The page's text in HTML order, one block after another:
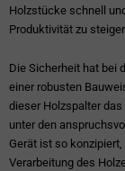
Holzstücke schnell
Produktivität zu
Die Sicherheit hat bei
einer robusten
dieser Holzspalter
unter den
Gerät ist so
Verarbeitung des